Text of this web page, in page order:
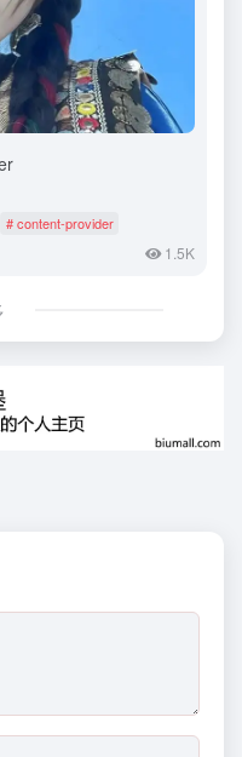
# content-provider
1.5K